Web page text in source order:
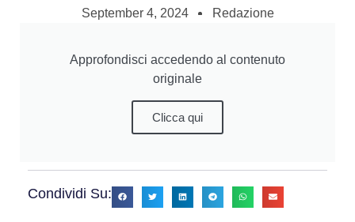
September 4, 2024 Redazione
Approfondisci accedendo al contenuto
originale
Clicca qui
Condividi Su: